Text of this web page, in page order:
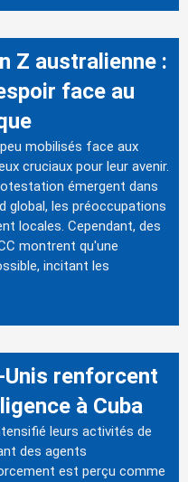
Z australienne :
face au
mobilisés face aux
cruciaux pour leur avenir.
émergent dans
global, les préoccupations
locales. Cependant, des
montrent qu'une
incitant les
renforcent
à Cuba
leurs activités de
des agents
est perçu comme